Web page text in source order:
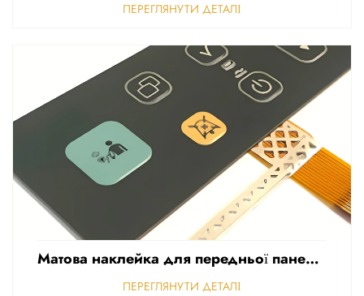
ПЕРЕГЛЯНУТИ ДЕТАЛІ
Матова наклейка для передньої панелі керування, перфорована матова, товщина 0,25 мм, полікарбонатні або ПВХ-наклейки
ПЕРЕГЛЯНУТИ ДЕТАЛІ